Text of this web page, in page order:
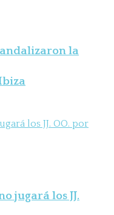
la
jugará los JJ.